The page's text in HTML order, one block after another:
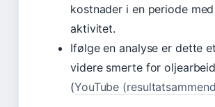
kostnader i en periode
aktivitet.
Ifølge en analyse er dette
videre smerte for
(YouTube